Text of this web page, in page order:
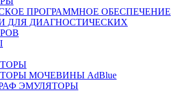
ПРОГРАММНОЕ ОБЕСПЕЧЕНИЕ
ДЛЯ ДИАГНОСТИЧЕСКИХ
МОЧЕВИНЫ АdBlue
ЭМУЛЯТОРЫ